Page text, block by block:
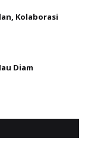
Kolaborasi
Diam